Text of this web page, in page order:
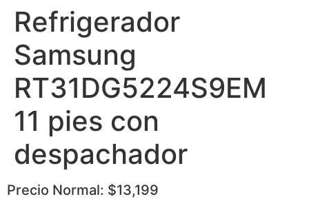
Refrigerador
Samsung
RT31DG5224S9EM
11 pies con
despachador
Precio Normal: $13,199